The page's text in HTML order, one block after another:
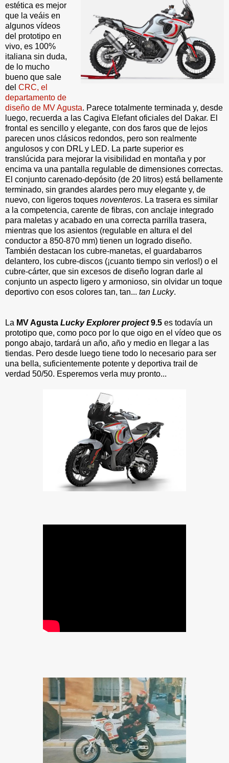
estética es mejor
que la veáis en
algunos vídeos
del prototipo en
vivo, es 100%
italiana sin duda,
de lo mucho
bueno que sale
del CRC, el
departamento de
diseño de MV Agusta. Parece totalmente terminada y, desde
luego, recuerda a las Cagiva Elefant oficiales del Dakar. El
frontal es sencillo y elegante, con dos faros que de lejos
parecen unos clásicos redondos, pero son realmente
angulosos y con DRL y LED. La parte superior es
translúcida para mejorar la visibilidad en montaña y por
encima va una pantalla regulable de dimensiones correctas.
El conjunto carenado-depósito (de 20 litros) está bellamente
terminado, sin grandes alardes pero muy elegante y, de
nuevo, con ligeros toques noventeros. La trasera es similar
a la competencia, carente de fibras, con anclaje integrado
para maletas y acabado en una correcta parrilla trasera,
mientras que los asientos (regulable en altura el del
conductor a 850-870 mm) tienen un logrado diseño.
También destacan los cubre-manetas, el guardabarros
delantero, los cubre-discos (¡cuanto tiempo sin verlos!) o el
cubre-cárter, que sin excesos de diseño logran darle al
conjunto un aspecto ligero y armonioso, sin olvidar un toque
deportivo con esos colores tan, tan... tan Lucky.
La MV Agusta Lucky Explorer project9.5 es todavía un
prototipo que, como poco por lo que oigo en el vídeo que os
pongo abajo, tardará un año, año y medio en llegar a las
tiendas. Pero desde luego tiene todo lo necesario para ser
una bella, suficientemente potente y deportiva trail de
verdad 50/50. Esperemos verla muy pronto...